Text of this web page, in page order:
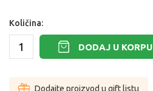
Količina:
DODAJ U KORPU
Dodajte proizvod u gift listu